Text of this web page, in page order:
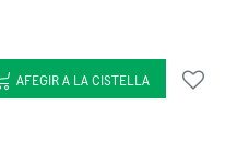
AFEGIR A LA CISTELLA